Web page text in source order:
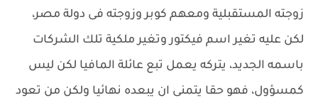
زوجته المستقبلية ومعهم كوبر وزوجته فى دولة مصر،
لكن عليه تغير اسم فيكتور وتغير ملكية تلك الشركات
باسمه الجديد، يتركه يعمل تبع عائلة المافيا لكن ليس
كمسؤول، فهو حقا يتمنى ان يبعده نهائيا ولكن من تعود